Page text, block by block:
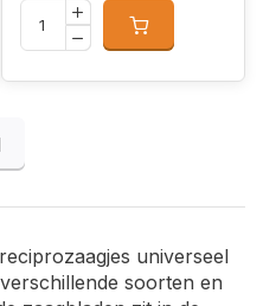
universeel
soorten en